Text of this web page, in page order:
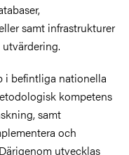
samt infrastrukturer
i befintliga nationella
kompetens
samt
och
utvecklas